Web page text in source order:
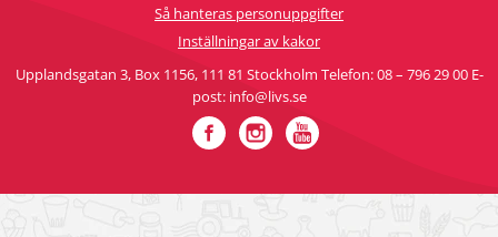
Så hanteras personuppgifter
Inställningar av kakor
Upplandsgatan 3, Box 1156, 111 81 Stockholm Telefon: 08 – 796 29 00 E-
post: info@livs.se
FacebookInstagram